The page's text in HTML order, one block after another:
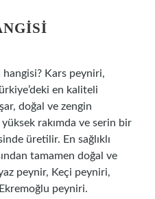
Kars peyniri,
en kaliteli
doğal ve zengin
rakımda ve serin bir
üretilir. En sağlıklı
tamamen doğal ve
peynir, Keçi peyniri,
peyniri.